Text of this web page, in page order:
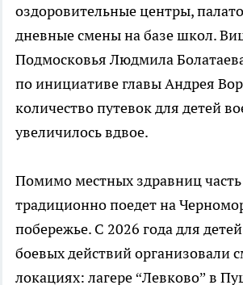
оздоровительные центры,
дневные смены на базе школ.
Подмосковья Людмила
по инициативе главы Андрея
количество путевок для детей
увеличилось вдвое.
Помимо местных здравниц часть
традиционно поедет на
побережье. С 2026 года для
боевых действий организовали
локациях: лагере “Левково” в